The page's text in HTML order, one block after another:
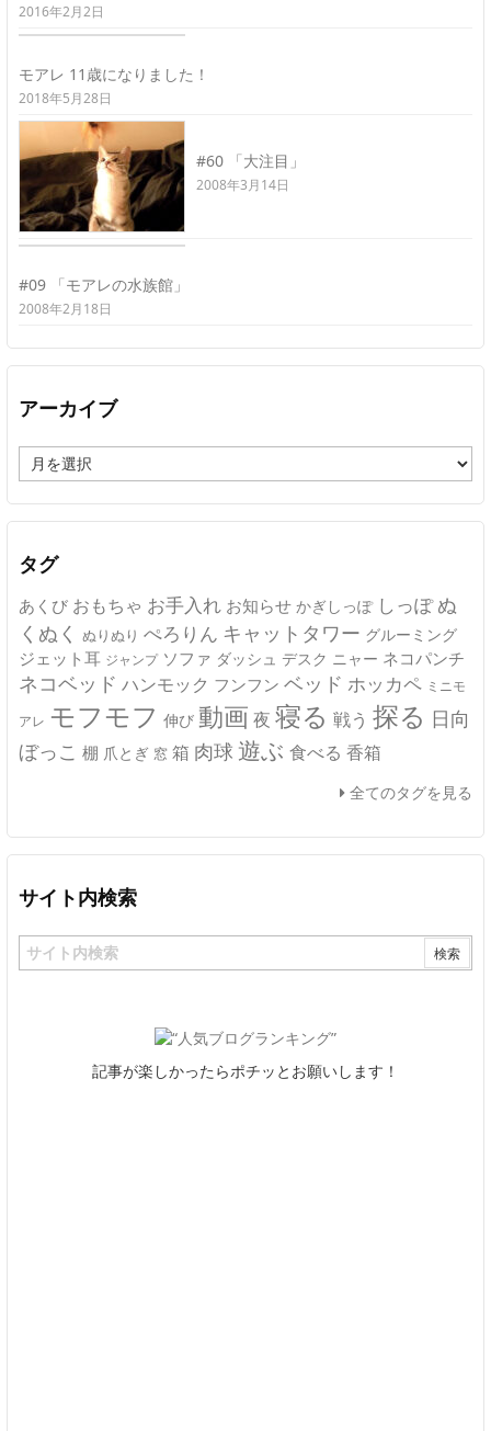
2016年2月2日
モアレ 11歳になりました！
2018年5月28日
#60 「大注目」
2008年3月14日
#09 「モアレの水族館」
2008年2月18日
アーカイブ
ー
カ
イ
タグ
あくび おもちゃ お手入れ お知らせ かぎしっぽ しっぽ ぬ
くぬく ぬりぬり ぺろりん キャットタワー グルーミング
ジェット耳 ジャンプ ソファ ダッシュ デスク ニャー ネコパンチ
ネコベッド ハンモック フンフン ベッド ホッカペ ミニモ
アレ モフモフ 伸び 動画 夜 寝る 戦う 探る 日向
ぼっこ 棚 爪とぎ 窓 箱 肉球 遊ぶ 食べる 香箱
全てのタグを見る
サイト内検索
記事が楽しかったらポチッとお願いします！